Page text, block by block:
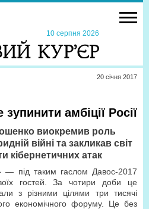
10 серпня 2026
20 сiчня 2017
амбіції Росії
виокремив роль
війні та закликав світ
кібернетичних атак
— під таким гаслом Давос-2017
гостей. За чотири доби це
з різними цілями три тисячі
економічного форуму. Це без